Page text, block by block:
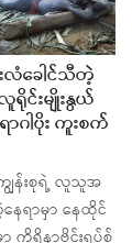
လံခေါင်သီတဲ့
င်းမျိုးနွယ်
ဂါပိုး ကူးစက်
ျွန်းစုရဲ့ လူသူအ
ေရာမှာ နေထိုင်